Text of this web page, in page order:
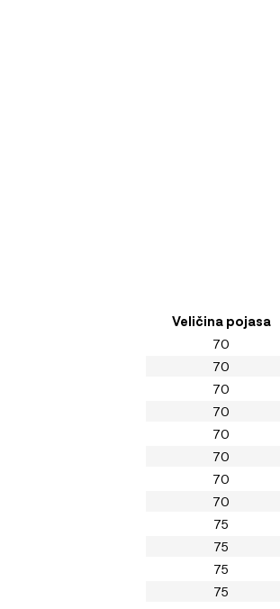
Veličina pojasa
70
70
70
70
70
70
70
70
75
75
75
75